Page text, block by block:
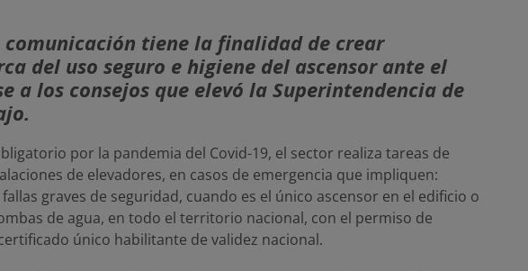
comunicación tiene la finalidad de crear
del uso seguro e higiene del ascensor ante el
a los consejos que elevó la Superintendencia de
por la pandemia del Covid-19, el sector realiza tareas de
de elevadores, en casos de emergencia que impliquen:
graves de seguridad, cuando es el único ascensor en el edificio o
de agua, en todo el territorio nacional, con el permiso de
único habilitante de validez nacional.